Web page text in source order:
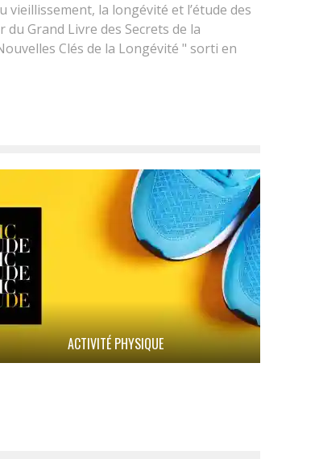
la longévité et l’étude des
Grand Livre des Secrets de la
Clés de la Longévité " sorti en
ACTIVITÉ PHYSIQUE